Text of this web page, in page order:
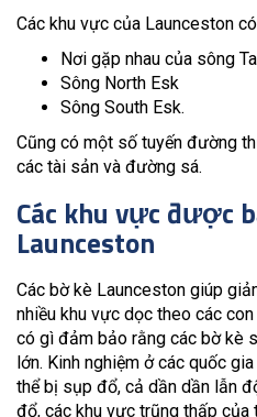
Các khu vực của Launceston
Nơi gặp nhau của sông
Sông North Esk
Sông South Esk.
Cũng có một số tuyến đường
các tài sản và đường sá.
Các khu vực được
Launceston
Các bờ kè Launceston giúp
nhiều khu vực dọc theo các
có gì đảm bảo rằng các bờ kè
lớn. Kinh nghiệm ở các quốc
thể bị sụp đổ, cả dần dần lẫn
đổ, các khu vực trũng thấp của